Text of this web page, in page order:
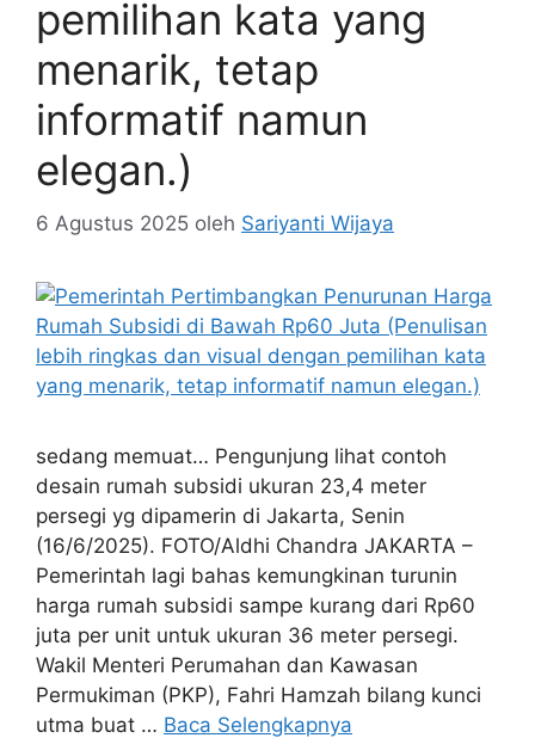
pemilihan kata yang
menarik, tetap
informatif namun
elegan.)
6 Agustus 2025 oleh Sariyanti Wijaya
sedang memuat… Pengunjung lihat contoh
desain rumah subsidi ukuran 23,4 meter
persegi yg dipamerin di Jakarta, Senin
(16/6/2025). FOTO/Aldhi Chandra JAKARTA –
Pemerintah lagi bahas kemungkinan turunin
harga rumah subsidi sampe kurang dari Rp60
juta per unit untuk ukuran 36 meter persegi.
Wakil Menteri Perumahan dan Kawasan
Permukiman (PKP), Fahri Hamzah bilang kunci
utma buat … Baca Selengkapnya